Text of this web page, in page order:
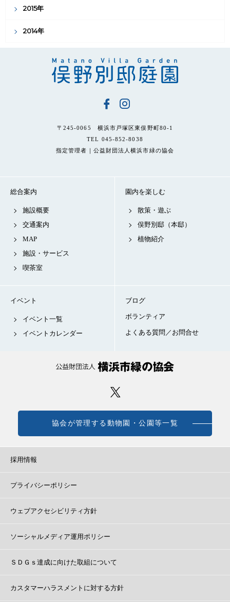
2015年
2014年
〒245-0065 横浜市戸塚区東俣野町80-1
TEL 045-852-8038
指定管理者｜公益財団法人横浜市緑の協会
総合案内
施設概要
交通案内
MAP
施設・サービス
喫茶室
園内を楽しむ
散策・遊ぶ
俣野別邸（本邸）
植物紹介
イベント
イベント一覧
イベントカレンダー
ブログ
ボランティア
よくある質問／お問合せ
協会が管理する動物園・公園等一覧
採用情報
プライバシーポリシー
ウェブアクセシビリティ方針
ソーシャルメディア運用ポリシー
ＳＤＧｓ達成に向けた取組について
カスタマーハラスメントに対する方針